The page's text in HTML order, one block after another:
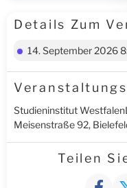
Details Zum
14. September 2026
Studieninstitut
Meisenstraße 92,
Teilen